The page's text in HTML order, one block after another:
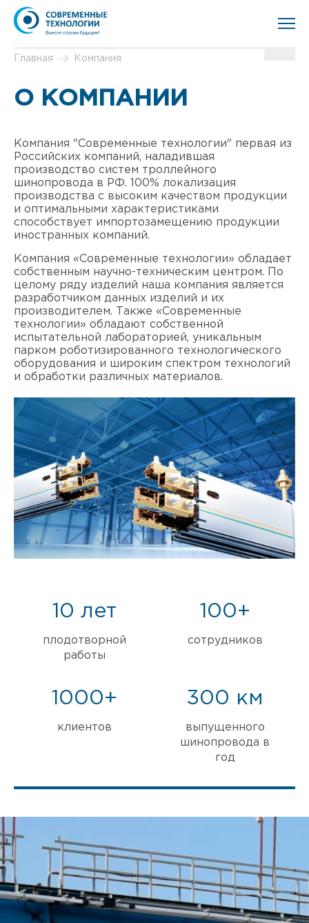
Главная Компания
О КОМПАНИИ
Компания "Современные технологии" первая из
Российских компаний, наладившая
производство систем троллейного
шинопровода в РФ. 100% локализация
производства с высоким качеством продукции
и оптимальными характеристиками
способствует импортозамещению продукции
иностранных компаний.
Компания «Современные технологии» обладает
собственным научно-техническим центром. По
целому ряду изделий наша компания является
разработчиком данных изделий и их
производителем. Также «Современные
технологии» обладают собственной
испытательной лабораторией, уникальным
парком роботизированного технологического
оборудования и широким спектром технологий
и обработки различных материалов.
10 лет
плодотворной
работы
100+
сотрудников
1000+
клиентов
300 км
выпущенного
шинопровода в
год